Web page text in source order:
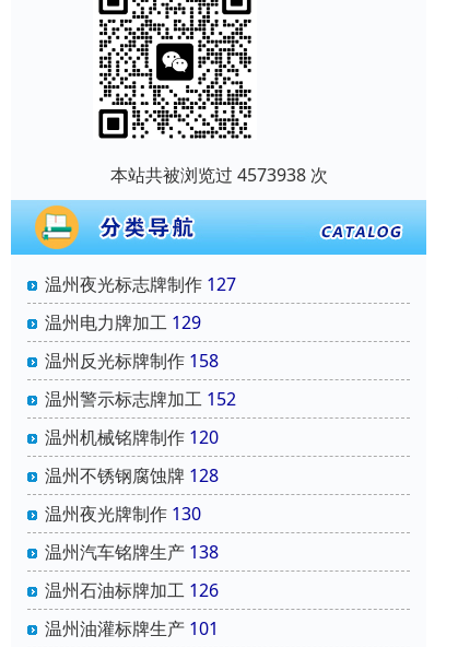
本站共被浏览过 4573938 次
温州夜光标志牌制作 127
温州电力牌加工 129
温州反光标牌制作 158
温州警示标志牌加工 152
温州机械铭牌制作 120
温州不锈钢腐蚀牌 128
温州夜光牌制作 130
温州汽车铭牌生产 138
温州石油标牌加工 126
温州油灌标牌生产 101